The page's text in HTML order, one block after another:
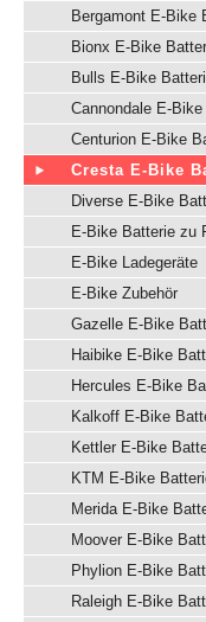
Bergamont E-Bike
Bionx E-Bike
Bulls E-Bike
Cannondale E-
Centurion E-Bike
Cresta E-Bike
Diverse E-Bike
E-Bike Batterie zu
E-Bike Ladegeräte
E-Bike Zubehör
Gazelle E-Bike
Haibike E-Bike
Hercules E-Bike
Kalkoff E-Bike
Kettler E-Bike
KTM E-Bike
Merida E-Bike
Moover E-Bike
Phylion E-Bike
Raleigh E-Bike